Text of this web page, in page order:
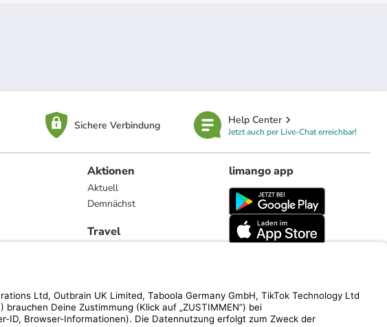
Sichere Verbindung Help Center
Jetzt auch per Live-Chat erreichbar!
Aktionen
Aktuell
Demnächst
Travel
limango app